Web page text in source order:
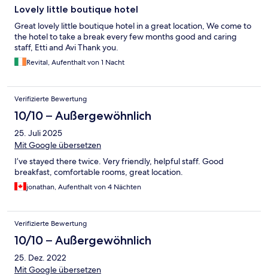
Lovely little boutique hotel
Great lovely little boutique hotel in a great location, We come to
the hotel to take a break every few months good and caring
staff, Etti and Avi Thank you.
Revital, Aufenthalt von 1 Nacht
Verifizierte Bewertung
10/10 – Außergewöhnlich
25. Juli 2025
Mit Google übersetzen
I’ve stayed there twice. Very friendly, helpful staff. Good
breakfast, comfortable rooms, great location.
jonathan, Aufenthalt von 4 Nächten
Verifizierte Bewertung
10/10 – Außergewöhnlich
25. Dez. 2022
Mit Google übersetzen